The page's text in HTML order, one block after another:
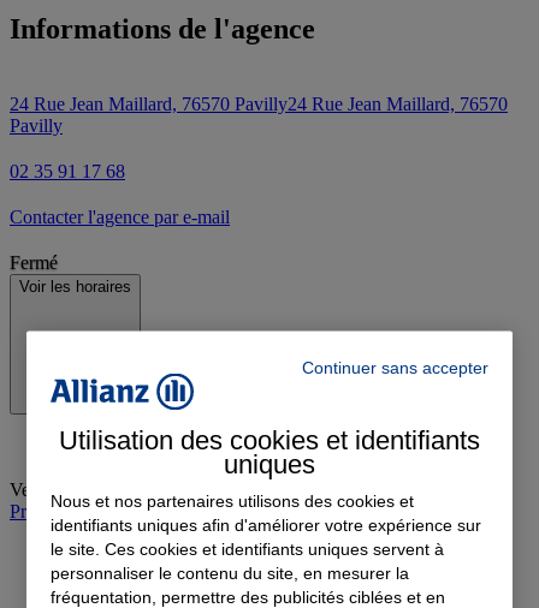
Informations de l'agence
24 Rue Jean Maillard, 76570 Pavilly24 Rue Jean Maillard, 76570
Pavilly
02 35 91 17 68
Contacter l'agence par e-mail
Fermé
Voir les horaires
Vendredi
Prendre rendez-vous à l'agence
Continuer sans accepter
Utilisation des cookies et identifiants
uniques
Nous et nos partenaires utilisons des cookies et
identifiants uniques afin d'améliorer votre expérience sur
le site. Ces cookies et identifiants uniques servent à
personnaliser le contenu du site, en mesurer la
fréquentation, permettre des publicités ciblées et en